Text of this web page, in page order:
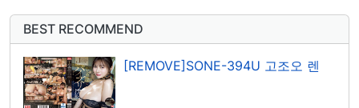
BEST RECOMMEND
[REMOVE]SONE-394U 고조오 렌